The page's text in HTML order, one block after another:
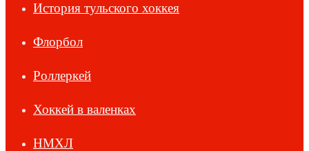
История тульского хоккея
Флорбол
Роллеркей
Хоккей в валенках
НМХЛ